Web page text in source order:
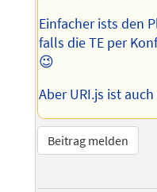
Einfacher ists den
falls die TE per
😉
Aber URI.js ist
Beitrag melden